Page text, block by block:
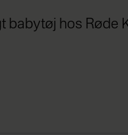
babytøj hos Røde